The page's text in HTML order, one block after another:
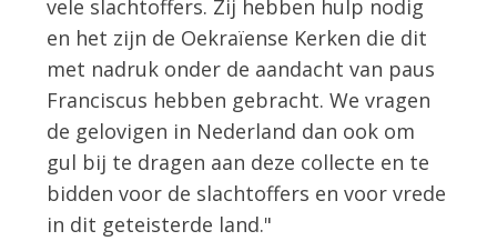
vele slachtoffers. Zij hebben hulp nodig
en het zijn de Oekraïense Kerken die dit
met nadruk onder de aandacht van paus
Franciscus hebben gebracht. We vragen
de gelovigen in Nederland dan ook om
gul bij te dragen aan deze collecte en te
bidden voor de slachtoffers en voor vrede
in dit geteisterde land."